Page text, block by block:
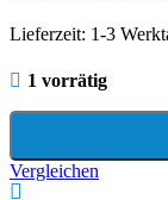
Lieferzeit: 1-3
1 vorrätig
Vergleichen